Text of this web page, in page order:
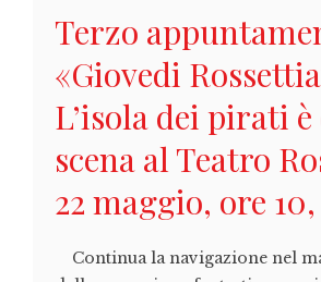
Terzo
«Giovedi
L’isola dei pirati
scena al Teatro
22 maggio, ore
Continua la navigazione nel